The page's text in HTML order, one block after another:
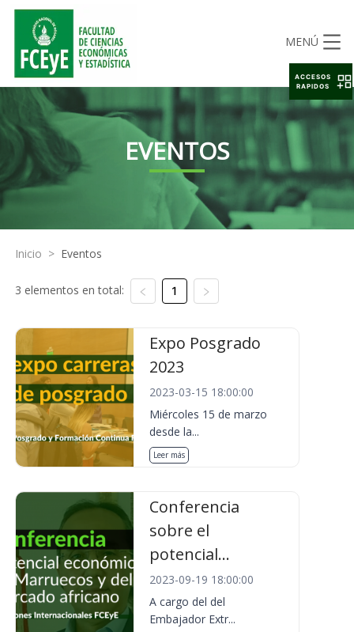
MENÚ
EVENTOS
Inicio > Eventos
3 elementos en total: 1
Expo Posgrado
2023
2023-03-15 18:00:00
Miércoles 15 de marzo
desde la...
Leer más
Conferencia
sobre el
potencial...
2023-09-19 18:00:00
A cargo del del
Embajador Extr...
ACCESOS
RAPIDOS